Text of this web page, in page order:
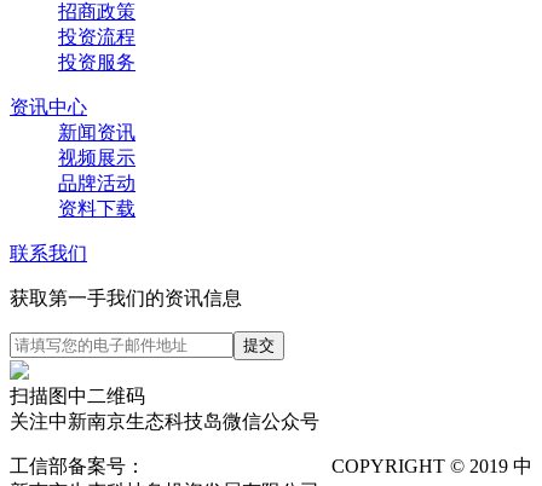
招商政策
投资流程
投资服务
资讯中心
新闻资讯
视频展示
品牌活动
资料下载
联系我们
获取第一手我们的资讯信息
扫描图中二维码
关注中新南京生态科技岛微信公众号
工信部备案号：
COPYRIGHT © 2019 中